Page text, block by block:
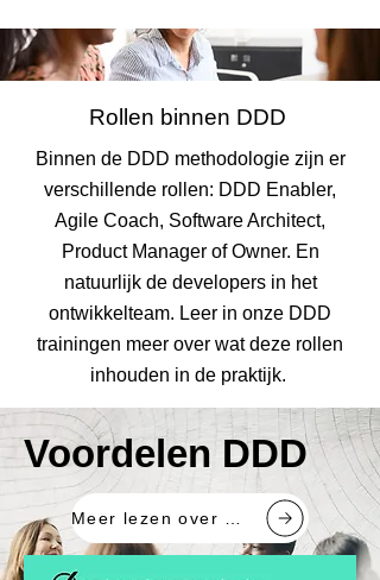
Rollen binnen DDD
Binnen de DDD methodologie zijn er
verschillende rollen: DDD Enabler,
Agile Coach, Software Architect,
Product Manager of Owner. En
natuurlijk de developers in het
ontwikkelteam. Leer in onze DDD
trainingen meer over wat deze rollen
inhouden in de praktijk.
Voordelen DDD
Voordelen DDD